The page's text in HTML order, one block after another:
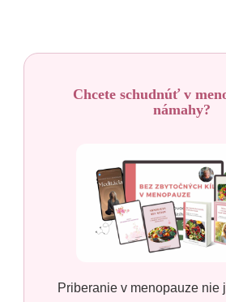
Chcete schudnúť v
námahy?
Priberanie v menopauze nie